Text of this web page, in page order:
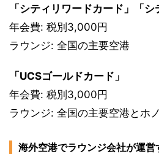
「シティリワードカード」「シ
年会費: 税別3,000円
ラウンジ: 全国の主要空港
「UCSゴールドカード」
年会費: 税別3,000円
ラウンジ: 全国の主要空港とホ
海外空港でラウンジ会社が運